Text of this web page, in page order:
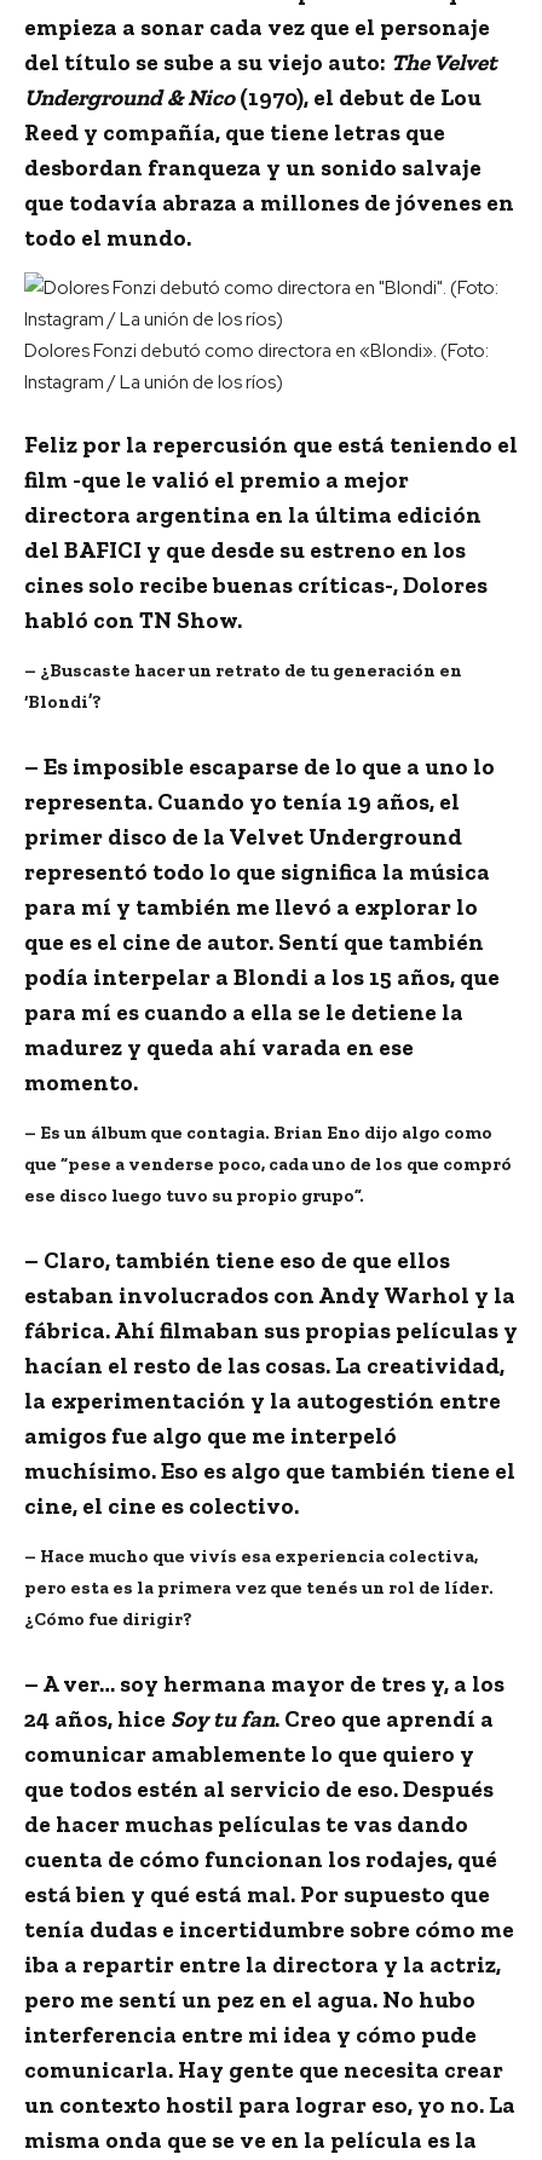
empieza a sonar cada vez que el personaje
del título se sube a su viejo auto: The Velvet
Underground & Nico(1970), el debut de Lou
Reed y compañía, que tiene letras que
desbordan franqueza y un sonido salvaje
que todavía abraza a millones de jóvenes en
todo el mundo.
Dolores Fonzi debutó como directora en «Blondi». (Foto:
Instagram / La unión de los ríos)
Feliz por la repercusión que está teniendo el
film -que le valió el premio a mejor
directora argentina en la última edición
del BAFICI y que desde su estreno en los
cines solo recibe buenas críticas-, Dolores
habló con TN Show.
– ¿Buscaste hacer un retrato de tu generación en
‘Blondi’?
– Es imposible escaparse de lo que a uno lo
representa. Cuando yo tenía 19 años, el
primer disco de la Velvet Underground
representó todo lo que significa la música
para mí y también me llevó a explorar lo
que es el cine de autor. Sentí que también
podía interpelar a Blondi a los 15 años, que
para mí es cuando a ella se le detiene la
madurez y queda ahí varada en ese
momento.
– Es un álbum que contagia. Brian Eno dijo algo como
que “pese a venderse poco, cada uno de los que compró
ese disco luego tuvo su propio grupo”.
– Claro, también tiene eso de que ellos
estaban involucrados con Andy Warhol y la
fábrica. Ahí filmaban sus propias películas y
hacían el resto de las cosas. La creatividad,
la experimentación y la autogestión entre
amigos fue algo que me interpeló
muchísimo. Eso es algo que también tiene el
cine, el cine es colectivo.
– Hace mucho que vivís esa experiencia colectiva,
pero esta es la primera vez que tenés un rol de líder.
¿Cómo fue dirigir?
– A ver… soy hermana mayor de tres y, a los
24 años, hice Soy tu fan. Creo que aprendí a
comunicar amablemente lo que quiero y
que todos estén al servicio de eso. Después
de hacer muchas películas te vas dando
cuenta de cómo funcionan los rodajes, qué
está bien y qué está mal. Por supuesto que
tenía dudas e incertidumbre sobre cómo me
iba a repartir entre la directora y la actriz,
pero me sentí un pez en el agua. No hubo
interferencia entre mi idea y cómo pude
comunicarla. Hay gente que necesita crear
un contexto hostil para lograr eso, yo no. La
misma onda que se ve en la película es la